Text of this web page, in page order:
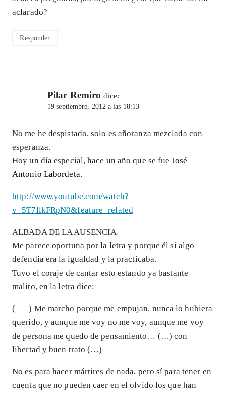
aclarado?
Responder
Pilar Remiro dice:
19 septiembre, 2012 a las 18:13
No me he despistado, solo es añoranza mezclada con
esperanza.
Hoy un día especial, hace un año que se fue José
Antonio Labordeta.
http://www.youtube.com/watch?
v=5T7llkFRpN0&feature=related
ALBADA DE LA AUSENCIA
Me parece oportuna por la letra y porque él si algo
defendía era la igualdad y la practicaba.
Tuvo el coraje de cantar esto estando ya bastante
malito, en la letra dice:
(___) Me marcho porque me empujan, nunca lo hubiera
querido, y aunque me voy no me voy, aunque me voy
de persona me quedo de pensamiento… (…) con
libertad y buen trato (…)
No es para hacer mártires de nada, pero sí para tener en
cuenta que no pueden caer en el olvido los que han